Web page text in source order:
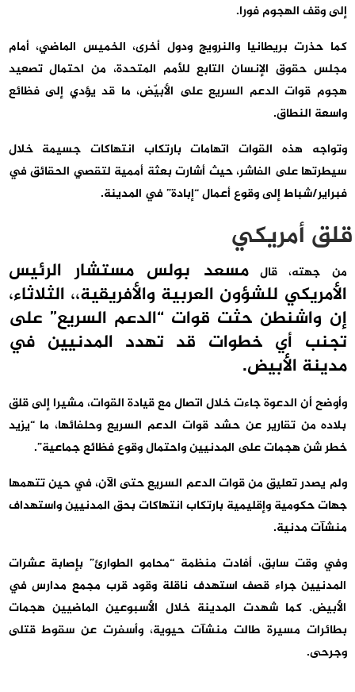
إلى وقف الهجوم فورا.
كما حذرت بريطانيا والنرويج ودول أخرى، الخميس الماضي، أمام
مجلس حقوق الإنسان التابع للأمم المتحدة، من احتمال تصعيد
هجوم قوات الدعم السريع على الأبيّض، ما قد يؤدي إلى فظائع
واسعة النطاق.
وتواجه هذه القوات اتهامات بارتكاب انتهاكات جسيمة خلال
سيطرتها على الفاشر، حيث أشارت بعثة أممية لتقصي الحقائق في
فبراير/شباط إلى وقوع أعمال “إبادة” في المدينة.
قلق أمريكي
من جهته، قالمسعد بولس مستشار الرئيس
الأمريكي للشؤون العربية والأفريقية،، الثلاثاء،
إن واشنطن حثت قوات “الدعم السريع” على
تجنب أي خطوات قد تهدد المدنيين في
مدينة الأبيض.
وأوضح أن الدعوة جاءت خلال اتصال مع قيادة القوات، مشيرا إلى قلق
بلاده من تقارير عن حشد قوات الدعم السريع وحلفائها، ما “يزيد
خطر شن هجمات على المدنيين واحتمال وقوع فظائع جماعية”.
ولم يصدر تعليق من قوات الدعم السريع حتى الآن، في حين تتهمها
جهات حكومية وإقليمية بارتكاب انتهاكات بحق المدنيين واستهداف
منشآت مدنية.
وفي وقت سابق، أفادت منظمة “محامو الطوارئ” بإصابة عشرات
المدنيين جراء قصف استهدف ناقلة وقود قرب مجمع مدارس في
الأبيض. كما شهدت المدينة خلال الأسبوعين الماضيين هجمات
بطائرات مسيرة طالت منشآت حيوية، وأسفرت عن سقوط قتلى
وجرحى.